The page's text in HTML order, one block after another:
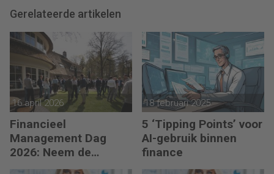
Gerelateerde artikelen
16 april 2026
Financieel
Management Dag
2026: Neem de
toekomst in eigen
18 februari 2025
5 ‘Tipping Points’ voor
AI-gebruik binnen
finance